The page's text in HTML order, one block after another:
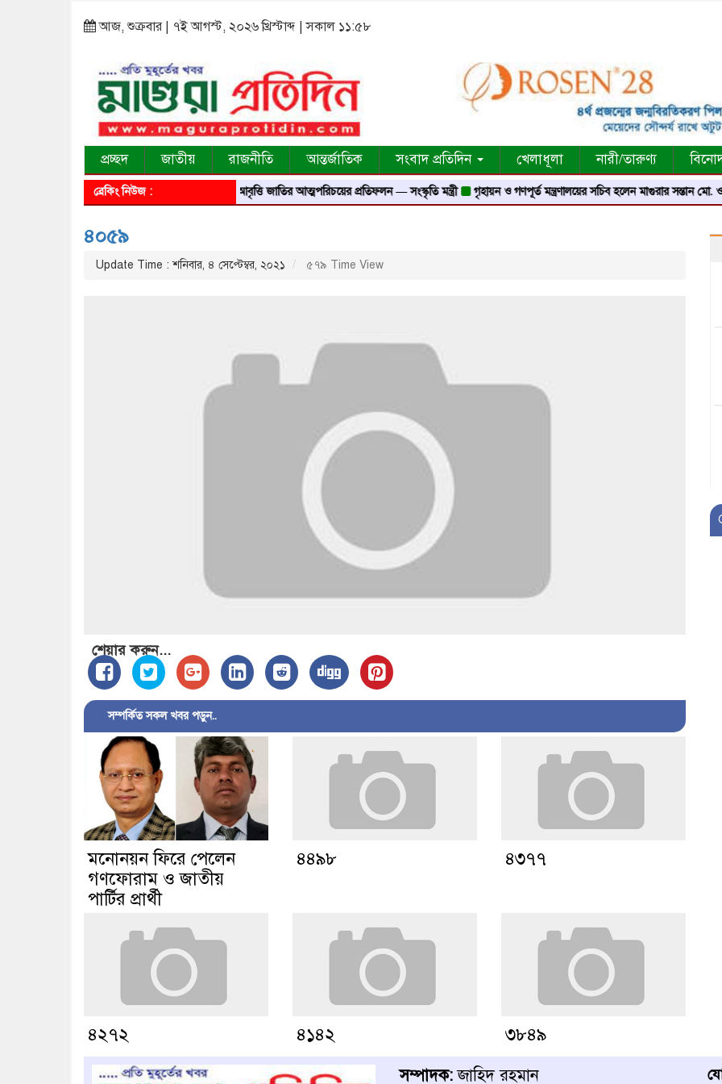
আজ, শুক্রবার | ৭ই আগস্ট, ২০২৬ খ্রিস্টাব্দ | সকাল ১১:৫৮
প্রচ্ছদ জাতীয় রাজনীতি আন্তর্জাতিক সংবাদ প্রতিদিন খেলাধূলা নারী/তারুণ্য
ব্রেকিং নিউজ : আবৃত্তি জাতির আত্মপরিচয়ের প্রতিফলন — সংস্কৃতি মন্ত্রী গৃহায়ন ও গণপূর্ত মন্ত্রণালয়ের সচিব হলেন মাগুরার সন্তান মো.
৪০৫৯
Update Time : শনিবার, ৪ সেপ্টেম্বর, ২০২১ ৫৭৯ Time View
শেয়ার করুন...
সম্পর্কিত সকল খবর পড়ুন..
মনোনয়ন ফিরে পেলেন
গণফোরাম ও জাতীয়
পার্টির প্রার্থী
৪৪৯৮ ৪৩৭৭
৪২৭২ ৪১৪২ ৩৮৪৯
সম্পাদক:জাহিদ রহমান